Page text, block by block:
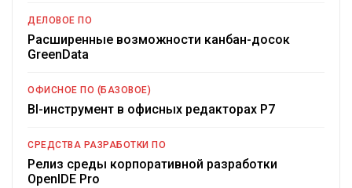
ДЕЛОВОЕ ПО
Расширенные возможности канбан-досок
GreenData
ОФИСНОЕ ПО (БАЗОВОЕ)
BI-инструмент в офисных редакторах Р7
СРЕДСТВА РАЗРАБОТКИ ПО
Релиз среды корпоративной разработки
OpenIDE Pro